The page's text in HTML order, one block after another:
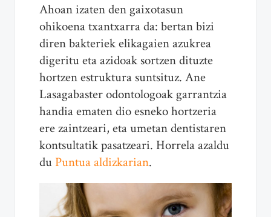
Ahoan izaten den gaixotasun
ohikoena txantxarra da: bertan bizi
diren bakteriek elikagaien azukrea
digeritu eta azidoak sortzen dituzte
hortzen estruktura suntsituz. Ane
Lasagabaster odontologoak garrantzia
handia ematen dio esneko hortzeria
ere zaintzeari, eta umetan dentistaren
kontsultatik pasatzeari. Horrela azaldu
du Puntua aldizkarian.